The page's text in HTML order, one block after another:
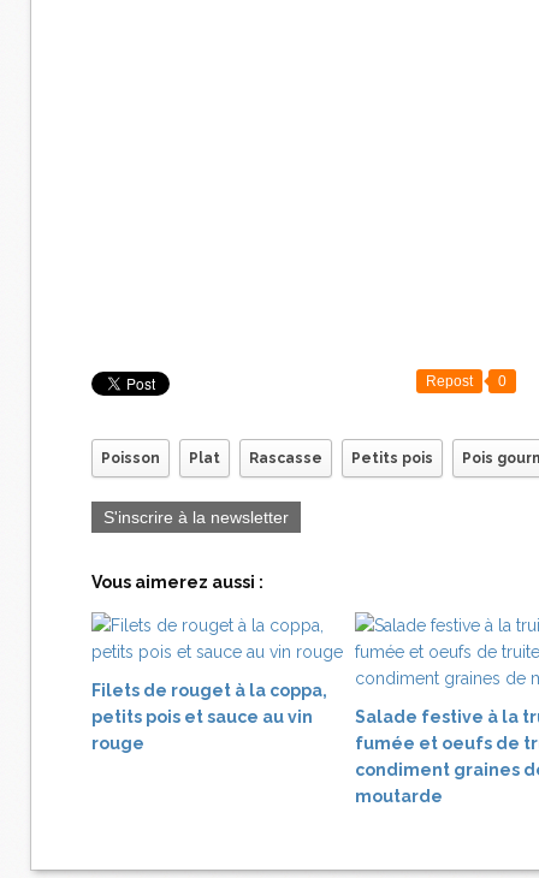
Repost 0
Poisson Plat Rascasse Petits pois Pois
S'inscrire à la newsletter
Vous aimerez aussi :
Filets de rouget à la coppa,
petits pois et sauce au vin
rouge
Salade festive à la
fumée et oeufs de
condiment graines
moutarde